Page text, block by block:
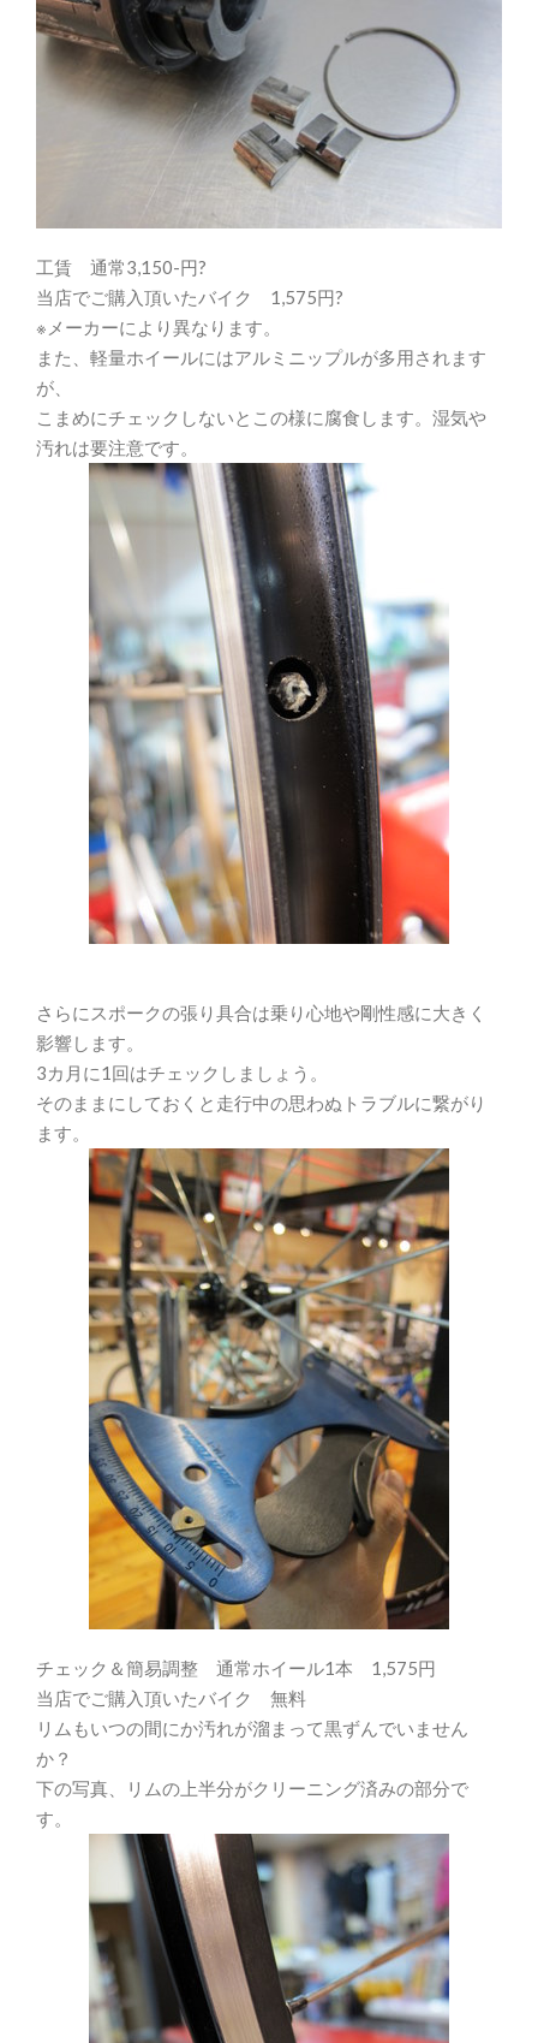
工賃 通常3,150-円?
当店でご購入頂いたバイク 1,575円?
※メーカーにより異なります。
また、軽量ホイールにはアルミニップルが多用されます
が、
こまめにチェックしないとこの様に腐食します。湿気や
汚れは要注意です。
さらにスポークの張り具合は乗り心地や剛性感に大きく
影響します。
3カ月に1回はチェックしましょう。
そのままにしておくと走行中の思わぬトラブルに繋がり
ます。
チェック＆簡易調整 通常ホイール1本 1,575円
当店でご購入頂いたバイク 無料
リムもいつの間にか汚れが溜まって黒ずんでいません
か？
下の写真、リムの上半分がクリーニング済みの部分で
す。